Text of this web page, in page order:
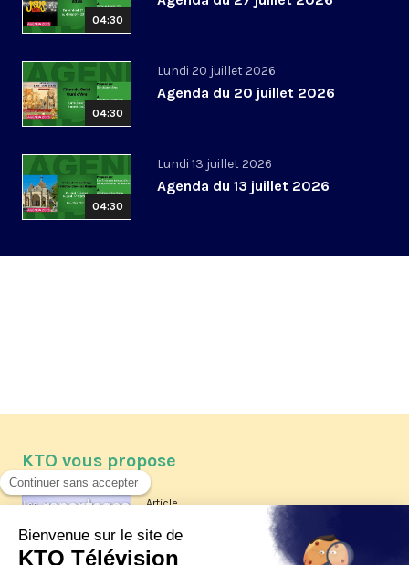
04:30
04:30
Lundi 20 juillet 2026
Agenda du 20 juillet 2026
04:30
Lundi 13 juillet 2026
Agenda du 13 juillet 2026
KTO vous propose
Article
Les reportages d'été 2026 de KTO